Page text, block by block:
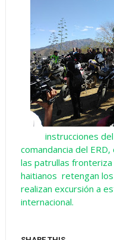
instrucciones
comandancia del
las patrullas
haitianos retengan
realizan excursión a
internacional.